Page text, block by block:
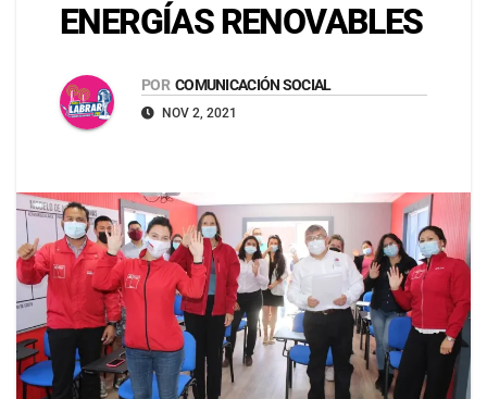
ENERGÍAS RENOVABLES
POR COMUNICACIÓN SOCIAL
NOV 2, 2021